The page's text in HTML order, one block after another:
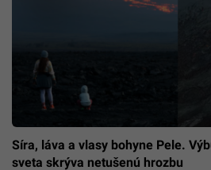
Síra, láva a vlasy bohyne Pele.
sveta skrýva netušenú hrozbu